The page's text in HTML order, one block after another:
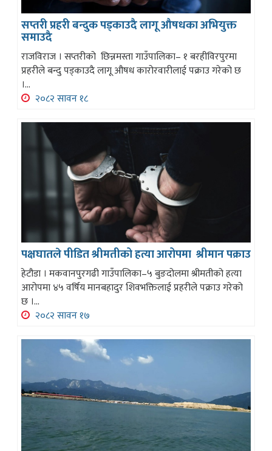
सप्तरी प्रहरी बन्दुक पड्काउदै लागू औषधका अभियुक्त
समाउदै
राजविराज । सप्तरीको छिन्नमस्ता गाउँपालिका– १ बरहीविरपुरमा
प्रहरीले बन्दु पड्काउदै लागू औषध कारोरवारीलाई पक्राउ गरेको छ
।...
२०८२ सावन १८
पक्षघातले पीडित श्रीमतीको हत्या आरोपमा श्रीमान पक्राउ
हेटौडा । मकवानपुरगढी गाउँपालिका–५ बुङदोलमा श्रीमतीको हत्या
आरोपमा ४५ वर्षिय मानबहादुर शिवभक्तिलाई प्रहरीले पक्राउ गरेको
छ ।...
२०८२ सावन १७